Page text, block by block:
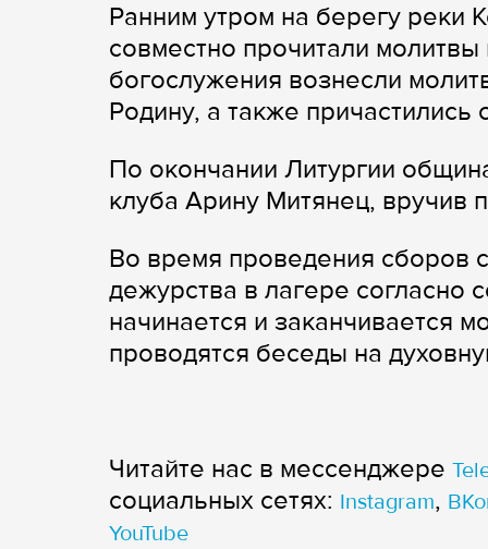
Ранним утром на берегу реки
совместно прочитали
богослужения вознесли
Родину, а также причастились
По окончании Литургии
клуба Арину Митянец, вручив
Во время проведения сборов
дежурства в лагере согласно
начинается и заканчивается
проводятся беседы на
Читайте нас в мессенджере
cоциальных сетях: Instagram,
YouTube